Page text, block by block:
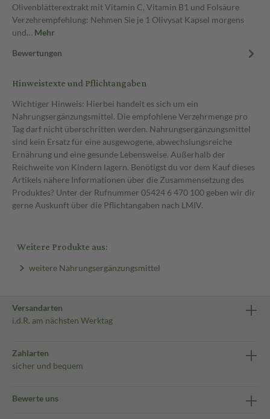
Olivenblätterextrakt mit Vitamin C, Vitamin B1 und Folsäure
Verzehrempfehlung: Nehmen Sie je 1 Olivysat Kapsel morgens
und… Mehr
Bewertungen
Hinweistexte und Pflichtangaben
Wichtiger Hinweis: Hierbei handelt es sich um ein
Nahrungsergänzungsmittel. Die empfohlene Verzehrmenge pro
Tag darf nicht überschritten werden. Nahrungsergänzungsmittel
sind kein Ersatz für eine ausgewogene, abwechslungsreiche
Ernährung und eine gesunde Lebensweise. Außerhalb der
Reichweite von Kindern lagern. Benötigst du vor dem Kauf dieses
Artikels nähere Informationen über die Zusammensetzung des
Produktes? Unter der Rufnummer 05424 6 470 100 geben wir dir
gerne Auskunft über die Pflichtangaben nach LMIV.
Weitere Produkte aus:
weitere Nahrungsergänzungsmittel
Versandarten
i.d.R. am nächsten Werktag
Zahlarten
sicher und bequem
Bewerte uns